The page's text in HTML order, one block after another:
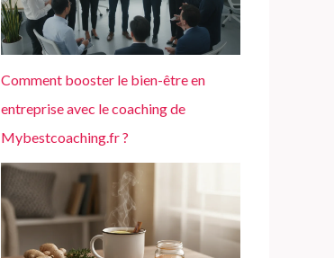
Comment booster le bien-être en
entreprise avec le coaching de
Mybestcoaching.fr ?